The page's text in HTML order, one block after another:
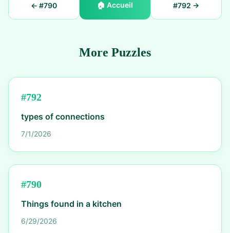
← #790 🏠 Accueil #792 →
More Puzzles
#792
types of connections
7/1/2026
#790
Things found in a kitchen
6/29/2026